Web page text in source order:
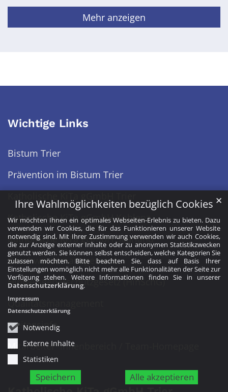
Ihre Wahlmöglichkeiten bezüglich Cookies
Wir möchten Ihnen ein optimales Webseiten-Erlebnis zu bieten. Dazu
verwenden wir Cookies, die für das Funktionieren unserer Website
notwendig sind. Mit Ihrer Zustimmung verwenden wir auch Cookies,
die zur Anzeige externer Inhalte oder zu anonymen Statistikzwecken
genutzt werden. Sie können selbst entscheiden, welche Kategorien Sie
zulassen möchten. Bitte beachten Sie, dass auf Basis Ihrer
Einstellungen womöglich nicht mehr alle Funktionalitäten der Seite zur
Verfügung stehen. Weitere Informationen finden Sie in unserer
Datenschutzerklärung.
Notwendig
Externe Inhalte
Statistiken
Speichern Alle akzeptieren
✕
Impressum
Datenschutzerklärung
Mehr anzeigen
Wichtige Links
Bistum Trier
Prävention im Bistum Trier
Katholische KiTa gGmbH Koblenz
Katholische KiTa gGmbH Saarland
Beschwerdemanagement
Hinweisgeberschutzgesetz (HinSchG)
Qualitätsmanagement
Freitagsinfo
Mitarbeiter*innenbereich / Team-Homepage